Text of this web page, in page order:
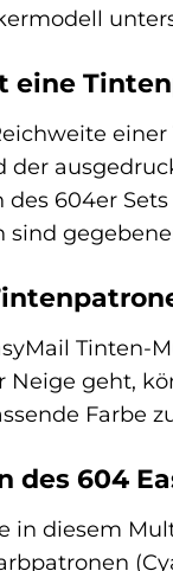
eine
der
604er
Tinten-
Neige geht,
Farbe
des 604
in diesem